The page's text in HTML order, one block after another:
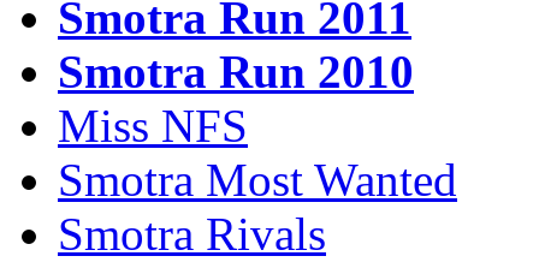
Smotra Run 2011
Smotra Run 2010
Miss NFS
Smotra Most Wanted
Smotra Rivals